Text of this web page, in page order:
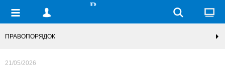
ПРАВОПОРЯДОК
21/05/2026